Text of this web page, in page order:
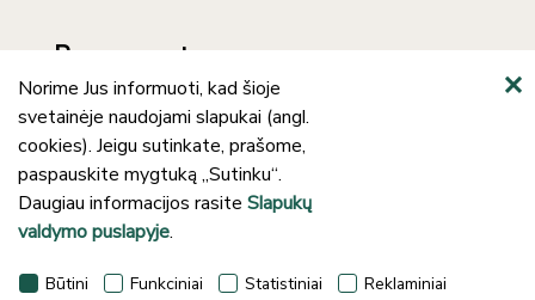
Prenumerata
©2024 Klaipėdos rajono savivaldybės J.
Norime Jus informuoti, kad šioje
svetainėje naudojami slapukai (angl.
cookies). Jeigu sutinkate, prašome,
paspauskite mygtuką „Sutinku“.
Daugiau informacijos rasite Slapukų
valdymo puslapyje.
Būtini Funkciniai Statistiniai Reklaminiai